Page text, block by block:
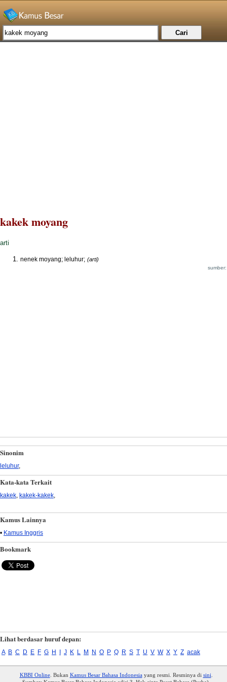
kakek moyang
arti
nenek moyang; leluhur; (arti)
Sinonim
leluhur,
Kata-kata Terkait
kakek, kakek-kakek,
Kamus Lainnya
• Kamus Inggris
Bookmark
Lihat berdasar huruf depan:
A B C D E F G H I J K L M N O P Q R S T U V W X Y Z acak
KBBI Online. Bukan Kamus Besar Bahasa Indonesiayang resmi. Resminya di sini